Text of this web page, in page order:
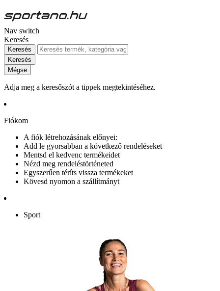
Nav switch
Keresés
Keresés
Keresés
Mégse
Adja meg a keresőszót a tippek megtekintéséhez.
Fiókom
A fiók létrehozásának előnyei:
Add le gyorsabban a következő rendeléseket
Mentsd el kedvenc termékeidet
Nézd meg rendeléstörténeted
Egyszerűen téríts vissza termékeket
Kövesd nyomon a szállítmányt
Sport